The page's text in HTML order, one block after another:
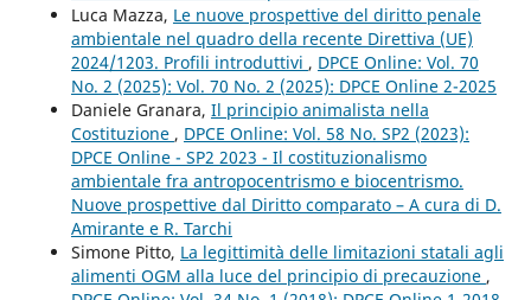
Luca Mazza, Le nuove prospettive del diritto penale
ambientale nel quadro della recente Direttiva (UE)
2024/1203. Profili introduttivi , DPCE Online: Vol. 70
No. 2 (2025): Vol. 70 No. 2 (2025): DPCE Online 2-2025
Daniele Granara, Il principio animalista nella
Costituzione , DPCE Online: Vol. 58 No. SP2 (2023):
DPCE Online - SP2 2023 - Il costituzionalismo
ambientale fra antropocentrismo e biocentrismo.
Nuove prospettive dal Diritto comparato – A cura di D.
Amirante e R. Tarchi
Simone Pitto, La legittimità delle limitazioni statali agli
alimenti OGM alla luce del principio di precauzione ,